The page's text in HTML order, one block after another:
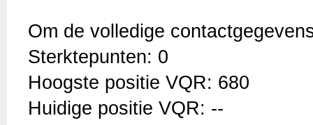
Om de volledige
Sterktepunten: 0
Hoogste positie VQR: 680
Huidige positie VQR: --